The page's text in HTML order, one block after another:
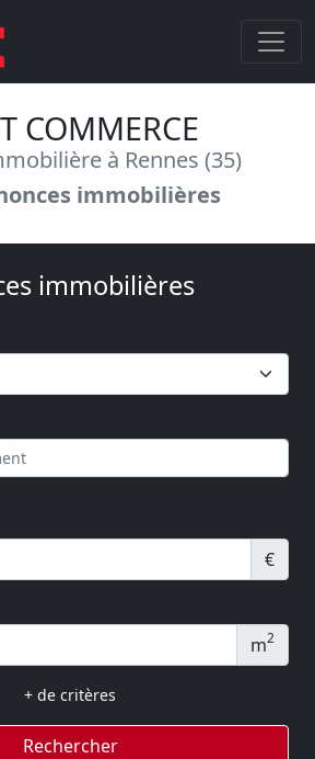
COMMERCE
à Rennes (35)
immobilières
immobilières
€
m2
+ de critères
Rechercher